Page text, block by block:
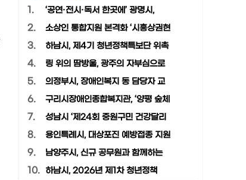
1.
‘공연·전시·독서 한곳에’ 광명시,
2. 소상인 통합지원 본격화 ‘시흥상권현
3. 하남시, 제4기 청년정책특보단 위촉
4. 링 위의 땀방울, 광주의 자부심으로
5. 의정부시, 장애인복지 동 담당자 교
6. 구리시장애인종합복지관, ‘양평 숲체
7. 성남시 ‘제24회 중원구민 건강달리
8. 용인특례시, 대상포진 예방접종 지원
9. 남양주시, 신규 공무원과 함께하는
10. 하남시, 2026년 제1차 청년정책